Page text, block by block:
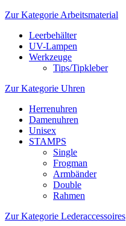
Zur Kategorie Arbeitsmaterial
Leerbehälter
UV-Lampen
Werkzeuge
Tips/Tipkleber
Zur Kategorie Uhren
Herrenuhren
Damenuhren
Unisex
STAMPS
Single
Frogman
Armbänder
Double
Rahmen
Zur Kategorie Lederaccessoires